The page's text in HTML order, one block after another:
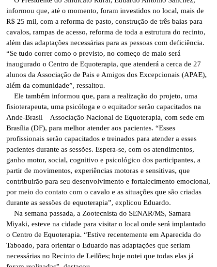
informou que, até o momento, foram investidos no local, mais de
R$ 25 mil, com a reforma de pasto, construção de três baias para
cavalos, rampas de acesso, reforma de toda a estrutura do recinto,
além das adaptações necessárias para as pessoas com deficiência.
“Se tudo correr como o previsto, no começo de maio será
inaugurado o Centro de Equoterapia, que atenderá a cerca de 27
alunos da Associação de Pais e Amigos dos Excepcionais (APAE),
além da comunidade”, ressaltou.
Ele também informou que, para a realização do projeto, uma
fisioterapeuta, uma psicóloga e o equitador serão capacitados na
Ande-Brasil – Associação Nacional de Equoterapia, com sede em
Brasília (DF), para melhor atender aos pacientes. “Esses
profissionais serão capacitados e treinados para atender a esses
pacientes durante as sessões. Espera-se, com os atendimentos,
ganho motor, social, cognitivo e psicológico dos participantes, a
partir de movimentos, experiências motoras e sensitivas, que
contribuirão para seu desenvolvimento e fortalecimento emocional,
por meio do contato com o cavalo e as situações que são criadas
durante as sessões de equoterapia”, explicou Eduardo.
Na semana passada, a Zootecnista do SENAR/MS, Samara
Miyaki, esteve na cidade para visitar o local onde será implantado
o Centro de Equoterapia. “Estive recentemente em Aparecida do
Taboado, para orientar o Eduardo nas adaptações que seriam
necessárias no Recinto de Leilões; hoje notei que todas elas já